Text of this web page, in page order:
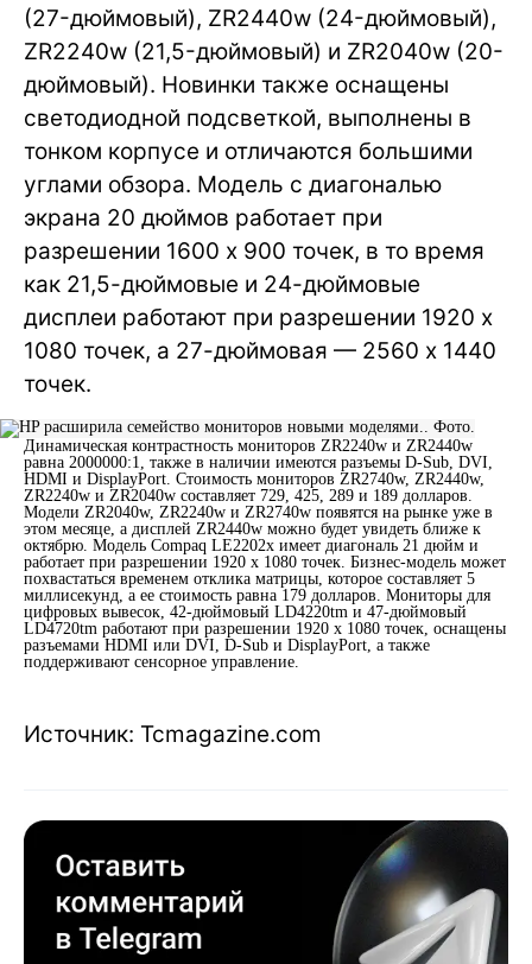
(27-дюймовый), ZR2440w (24-дюймовый),
ZR2240w (21,5-дюймовый) и ZR2040w (20-
дюймовый). Новинки также оснащены
светодиодной подсветкой, выполнены в
тонком корпусе и отличаются большими
углами обзора. Модель с диагональю
экрана 20 дюймов работает при
разрешении 1600 х 900 точек, в то время
как 21,5-дюймовые и 24-дюймовые
дисплеи работают при разрешении 1920 х
1080 точек, а 27-дюймовая — 2560 х 1440
точек.
Динамическая контрастность мониторов ZR2240w и ZR2440w
равна 2000000:1, также в наличии имеются разъемы D-Sub, DVI,
HDMI и DisplayPort. Стоимость мониторов ZR2740w, ZR2440w,
ZR2240w и ZR2040w составляет 729, 425, 289 и 189 долларов.
Модели ZR2040w, ZR2240w и ZR2740w появятся на рынке уже в
этом месяце, а дисплей ZR2440w можно будет увидеть ближе к
октябрю. Модель Compaq LE2202x имеет диагональ 21 дюйм и
работает при разрешении 1920 х 1080 точек. Бизнес-модель может
похвастаться временем отклика матрицы, которое составляет 5
миллисекунд, а ее стоимость равна 179 долларов. Мониторы для
цифровых вывесок, 42-дюймовый LD4220tm и 47-дюймовый
LD4720tm работают при разрешении 1920 х 1080 точек, оснащены
разъемами HDMI или DVI, D-Sub и DisplayPort, а также
поддерживают сенсорное управление.
Источник: Tcmagazine.com